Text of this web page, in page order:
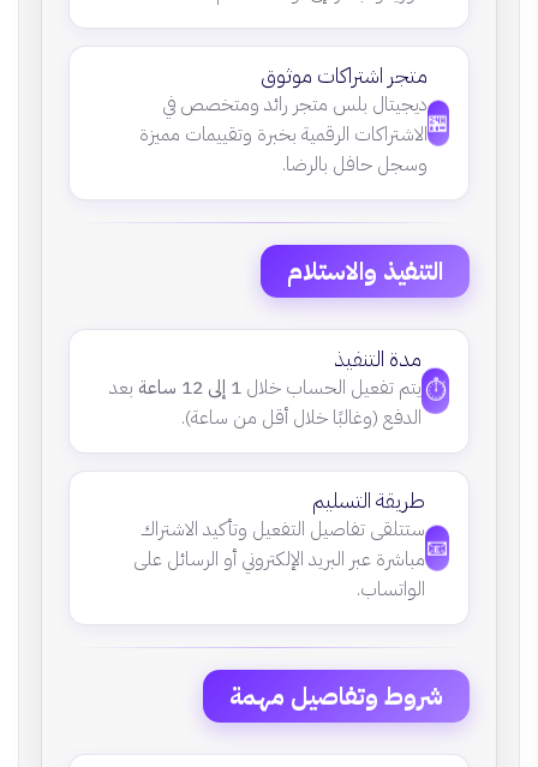
🏪
متجر اشتراكات موثوق
ديجيتال بلس متجر رائد ومتخصص في
الاشتراكات الرقمية بخبرة وتقييمات مميزة
وسجل حافل بالرضا.
التنفيذ والاستلام
⏱️
مدة التنفيذ
يتم تفعيل الحساب خلال 1 إلى 12 ساعة
بعد
الدفع (وغالبًا خلال أقل من ساعة).
📧
طريقة التسليم
ستتلقى تفاصيل التفعيل وتأكيد الاشتراك
مباشرة عبر البريد الإلكتروني أو الرسائل على
الواتساب.
شروط وتفاصيل مهمة